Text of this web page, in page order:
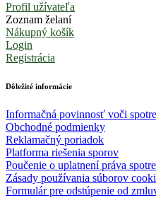
Profil užívateľa
Zoznam želaní
Nákupný košík
Login
Registrácia
Dôležité informácie
Informačná povinnosť voči
Obchodné podmienky
Reklamačný poriadok
Platforma riešenia sporov
Poučenie o uplatnení práva
Zásady používania súborov
Formulár pre odstúpenie od